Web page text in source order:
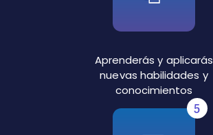
Aprenderás y aplicarás
nuevas habilidades y
conocimientos
5